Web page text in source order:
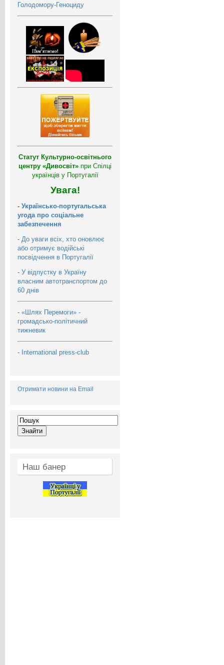
Голодомору-Геноциду
Статут Культурно-освітнього
центру «Дивосвіт» при Спілці
українців у Португалії
Увага!
- Українсько-португальська
угода про соціальне
забезпечення
- До уваги всіх, хто оновлює
або отримує водійські
посвідчення в Португалії
- У відпустку в Україну
власним автотранспортом до
60 днів
- «Шлях Перемоги» -
громадсько-політичний
тижневик
- International press-club
Отримати новини на Email
Наш банер